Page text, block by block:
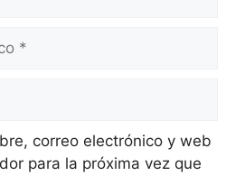
correo electrónico y web
para la próxima vez que